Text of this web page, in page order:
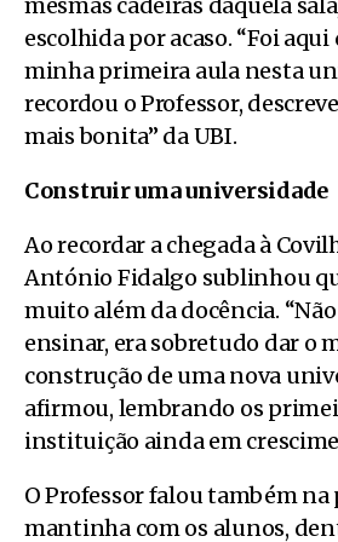
mesmas cadeiras daquela
escolhida por acaso. “Foi aqui
minha primeira aula nesta
recordou o Professor,
mais bonita” da UBI.
Construir uma universidade
Ao recordar a chegada à
António Fidalgo sublinhou
muito além da docência.
ensinar, era sobretudo dar o
construção de uma nova
afirmou, lembrando os
instituição ainda em
O Professor falou também
mantinha com os alunos,